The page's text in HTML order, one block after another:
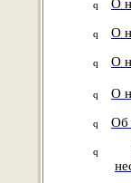
q О
q О
q О
q О
q Об
q